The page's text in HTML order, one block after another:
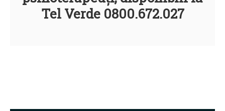
Tel Verde 0800.672.027